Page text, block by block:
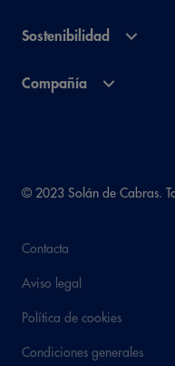
Sostenibilidad
Compañía
© 2023 Solán de Cabras.
Contacta
Aviso legal
Política de cookies
Condiciones generales